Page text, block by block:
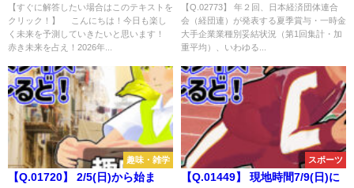
2025。選択肢の中で、2026年の
キャッチフレーズに含まれる単
語は？
【すぐに解答したい場合はこのテキストを
クリック！】 こんにちは！今日も楽し
く未来を予測していきたいと思います！
赤き未来を占え！2026年...
る夏季賞与・一時金 大手企業業
種別妥結状況（第1回集計・加重
平均）、いわゆる「大手企業の
６月の金額は？
【Q.02773】 年２回、日本経済団体連合
会（経団連）が発表する夏季賞与・一時金
大手企業業種別妥結状況（第1回集計・加
重平均）、いわゆる...
趣味・雑学
【Q.01720】 2/5(日)から始ま
スポーツ
【Q.01449】 現地時間7/9(日)に